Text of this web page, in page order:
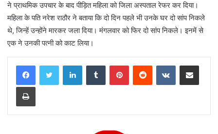
ने प्राथमिक उपचार के बाद पीड़ित महिला को जिला अस्पताल रेफर कर दिया।
महिला के पति नरेश राठौर ने बताया कि दो दिन पहले भी उनके घर दो सांप निकले
थे, जिन्हें उन्होंने मारकर जला दिया। मंगलवार को फिर दो सांप निकले। इनमें से
एक ने उनकी पत्नी को काट लिया।